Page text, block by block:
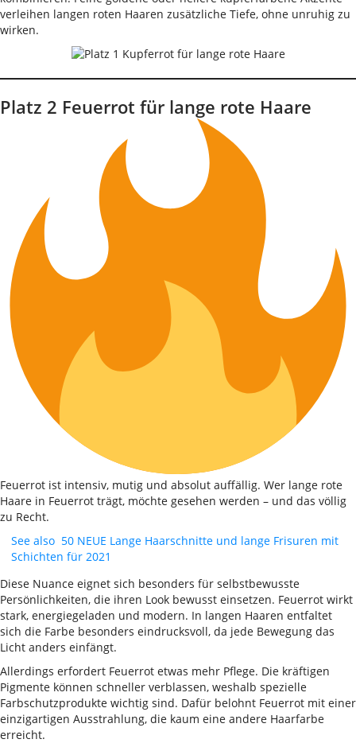
verleihen langen roten Haaren zusätzliche Tiefe, ohne unruhig zu
wirken.
Platz 2 Feuerrot für lange rote Haare
Feuerrot ist intensiv, mutig und absolut auffällig. Wer lange rote
Haare in Feuerrot trägt, möchte gesehen werden – und das völlig
zu Recht.
See also 50 NEUE Lange Haarschnitte und lange Frisuren mit
Schichten für 2021
Diese Nuance eignet sich besonders für selbstbewusste
Persönlichkeiten, die ihren Look bewusst einsetzen. Feuerrot wirkt
stark, energiegeladen und modern. In langen Haaren entfaltet
sich die Farbe besonders eindrucksvoll, da jede Bewegung das
Licht anders einfängt.
Allerdings erfordert Feuerrot etwas mehr Pflege. Die kräftigen
Pigmente können schneller verblassen, weshalb spezielle
Farbschutzprodukte wichtig sind. Dafür belohnt Feuerrot mit einer
einzigartigen Ausstrahlung, die kaum eine andere Haarfarbe
erreicht.